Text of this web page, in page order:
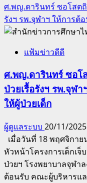
ศ.พญ.ดารินทร์ ซอโสตถิ
รังฯ รพ.จุฬาฯ ให้การต้
แฟ้มข่าวดีดี
ศ.พญ.ดารินทร์ ซอโ
ป่วยเรื้อรังฯ รพ.จุฬ
ให้ผู้ป่วยเด็ก
ผู้ดูแลระบบ 20/11/2025
เมื่อวันที่ 18 พฤศจิกา
หัวหน้าโครงการเด็กเจ็
ป่วยฯ โรงพยาบาลจุฬา
ต้อนรับ คณะผู้บริหารแ